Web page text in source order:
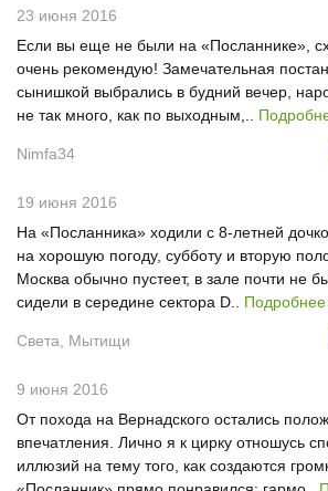
23 июня 2016
Если вы еще не были на «Посланнике»,
очень рекомендую! Замечательная
сынишкой выбрались в будний вечер,
не так много, как по выходным,..
Nimfa34
19 июня 2016
На «Посланника» ходили с 8-летней
на хорошую погоду, субботу и вторую
Москва обычно пустеет, в зале почти не
сидели в середине сектора D..
Света, Мытищи
9 июня 2016
От похода на Вернадского остались
впечатления. Лично я к цирку отношусь
иллюзий на тему того, как создаются